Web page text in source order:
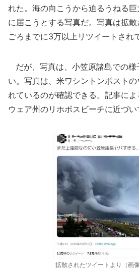
れた。海の向こうから迫るうねる
に届こうとする写真だ。写真は拡
ごろまでに3万以上リツイートされ
だが、写真は、小笠原諸島での様
い。写真は、米ワシントンポスト
れているのが確認できる。記事に
ウェア州のリホボスビーチに近づい
拡散されたツイートより（画